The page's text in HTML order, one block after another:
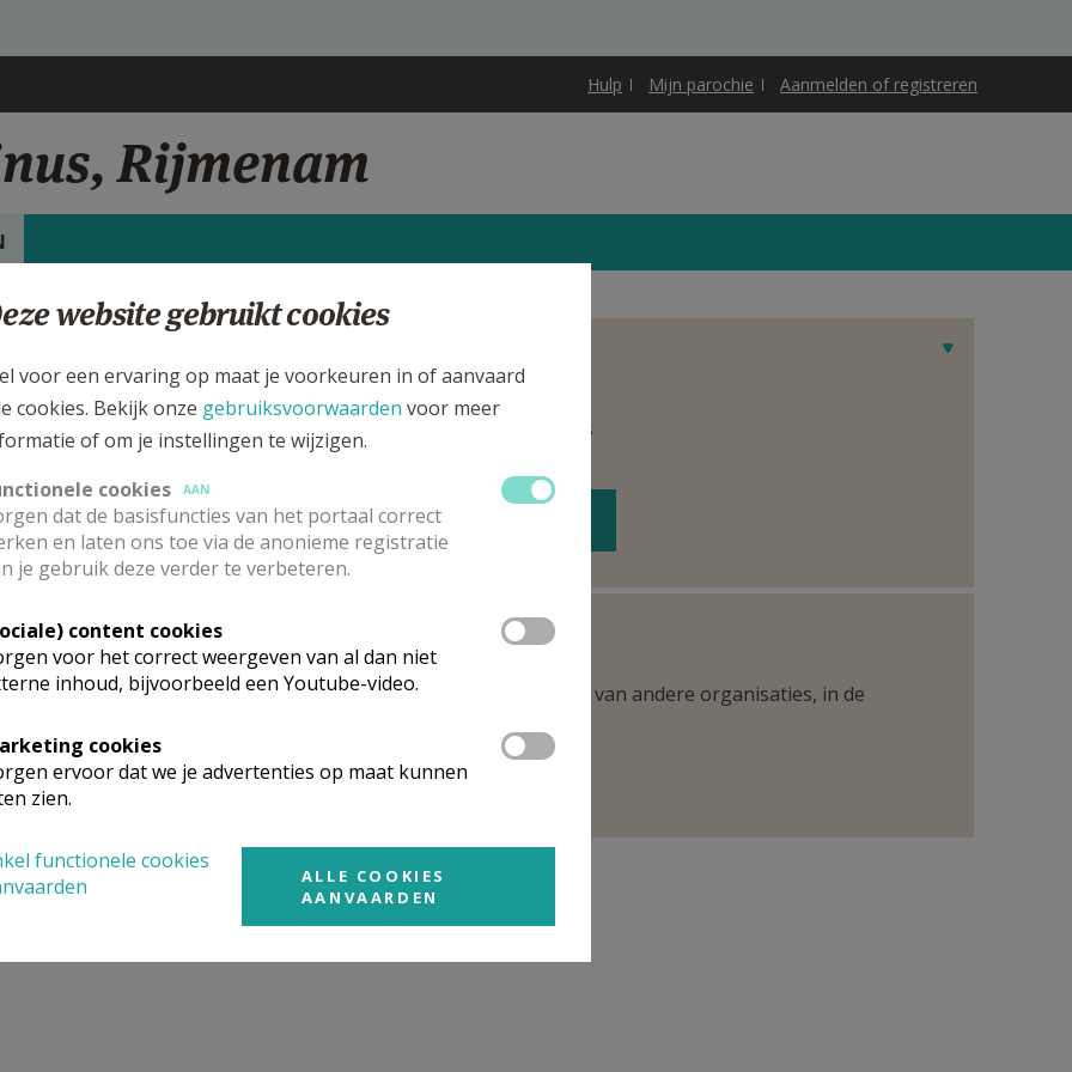
Hulp Mijn parochie Aanmelden of registreren
Rijmenam
de details voor de weekendvieringen die doorgaan in deze kerk, het adres
de kerk, alsook een lijst met kerken in de buurt.
ALLE DETAILS TONEN
gevonden wat je zocht? Hier vind je links naar kerken, eventueel van andere organisaties, in de
in of nabijBonheiden - Rijmenam
website gebruikt cookies
voor een ervaring op maat je voorkeuren in of aanvaard
cookies. Bekijk onze gebruiksvoorwaarden voor meer
of om je instellingen te wijzigen.
cookies
AAN
dat de basisfuncties van het portaal correct
en laten ons toe via de anonieme registratie
je gebruik deze verder te verbeteren.
content cookies
voor het correct weergeven van al dan niet
inhoud, bijvoorbeeld een Youtube-video.
cookies
ervoor dat we je advertenties op maat kunnen
zien.
functionele cookies
ALLE COOKIES
AANVAARDEN